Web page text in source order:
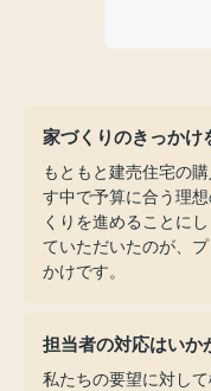
家づくりのきっかけ
もともと建売住宅の
す中で予算に合う理
くりを進めることに
ていただいたのが、
かけです。
担当者の対応はいか
私たちの要望に対し